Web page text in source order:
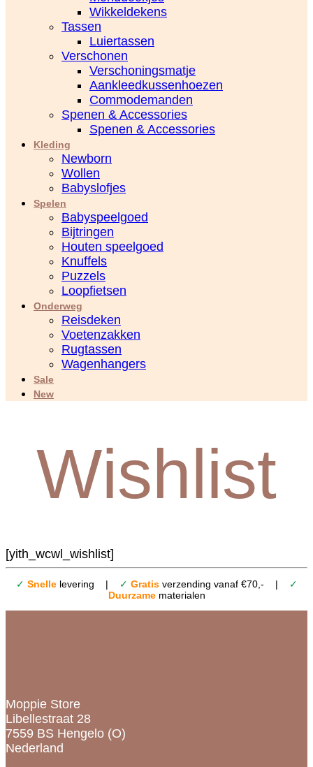
Wikkeldekens
Tassen
Luiertassen
Verschonen
Verschoningsmatje
Aankleedkussenhoezen
Commodemanden
Spenen & Accessories
Spenen & Accessories
Kleding
Newborn
Wollen
Babyslofjes
Spelen
Babyspeelgoed
Bijtringen
Houten speelgoed
Knuffels
Puzzels
Loopfietsen
Onderweg
Reisdeken
Voetenzakken
Rugtassen
Wagenhangers
Sale
New
Wishlist
[yith_wcwl_wishlist]
✓ Snellelevering | ✓ Gratisverzending vanaf €70,- |
✓
Duurzamematerialen
Moppie Store
Libellestraat 28
7559 BS Hengelo (O)
Nederland